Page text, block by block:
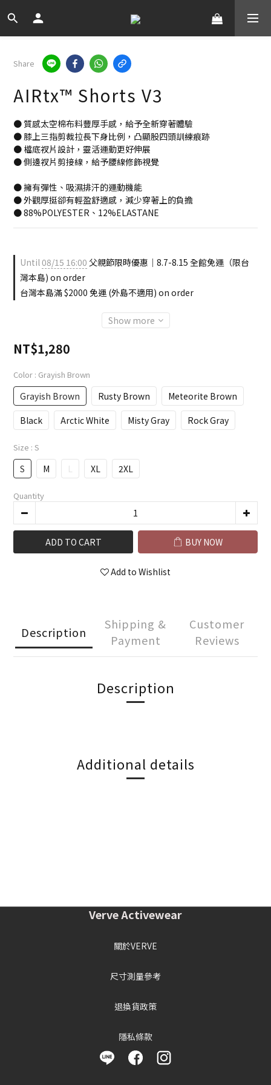
Share
AIRtx™ Shorts V3
● 質感太空棉布料豐厚手感，給予全新穿著體驗
● 膝上三指剪裁拉長下身比例，凸顯股四頭訓練痕跡
● 檔底衩片設計，靈活運動更好伸展
● 側邊衩片剪接線，給予腰線修飾視覺
● 擁有彈性、吸濕排汗的運動機能
● 外觀厚挺卻有輕盈舒適感，減少穿著上的負擔
● 88%POLYESTER、12%ELASTANE
Until08/15 16:00 父親節限時優惠｜8.7-8.15 全館免運（限台
灣本島) on order
台灣本島滿 $2000 免運 (外島不適用) on order
Show more
NT$1,280
Color : Grayish Brown
Grayish Brown Rusty Brown
Meteorite Brown
Black
Arctic White Misty Gray Rock Gray
Size : S
S M L XL 2XL
Quantity
ADD TO CART BUY NOW
Add to Wishlist
Description
Shipping &
Payment
Customer
Reviews
Description
Additional details
Verve Activewear
關於VERVE
尺寸測量參考
退換貨政策
隱私條款